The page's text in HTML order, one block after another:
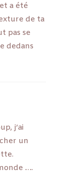
a été
de ta
pas se
dedans
j’ai
un
….